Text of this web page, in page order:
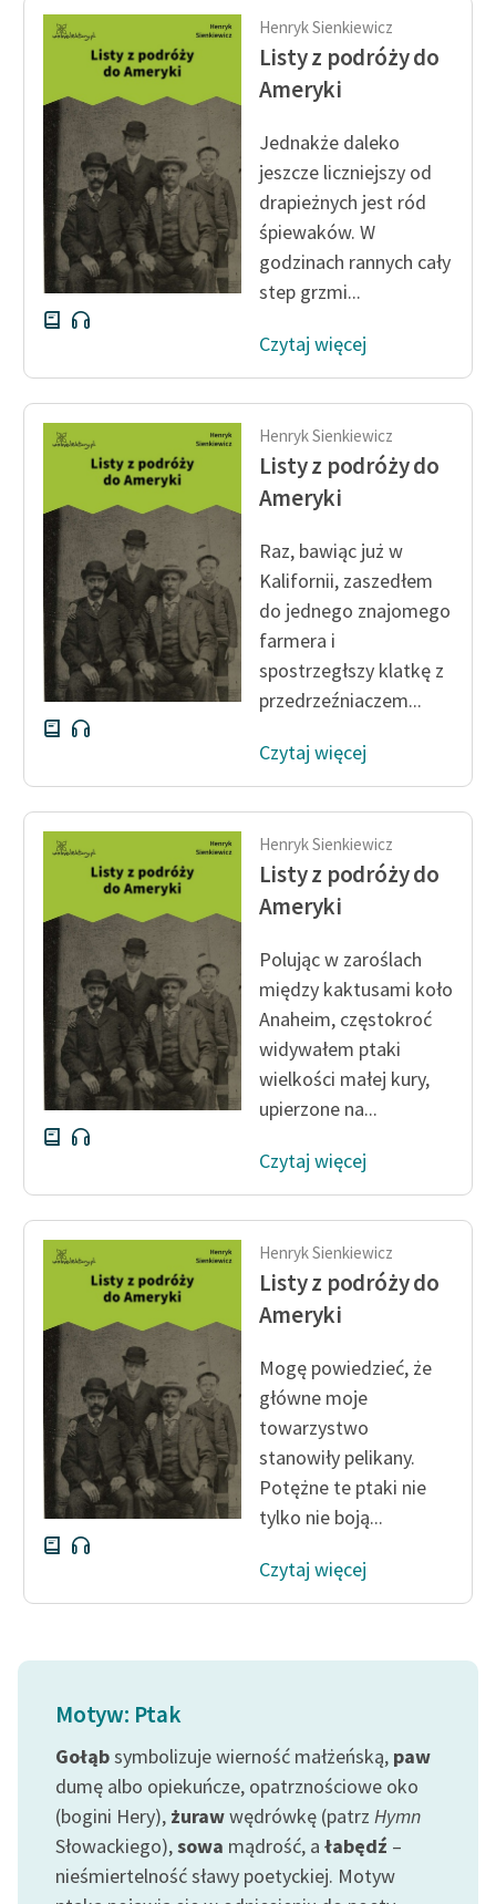
Henryk Sienkiewicz
Listy z podróży do
Ameryki
Jednakże daleko
jeszcze liczniejszy od
drapieżnych jest ród
śpiewaków. W
godzinach rannych cały
step grzmi...
Czytaj więcej
Henryk Sienkiewicz
Listy z podróży do
Ameryki
Raz, bawiąc już w
Kalifornii, zaszedłem
do jednego znajomego
farmera i
spostrzegłszy klatkę z
przedrzeźniaczem...
Czytaj więcej
Henryk Sienkiewicz
Listy z podróży do
Ameryki
Polując w zaroślach
między kaktusami koło
Anaheim, częstokroć
widywałem ptaki
wielkości małej kury,
upierzone na...
Czytaj więcej
Henryk Sienkiewicz
Listy z podróży do
Ameryki
Mogę powiedzieć, że
główne moje
towarzystwo
stanowiły pelikany.
Potężne te ptaki nie
tylko nie boją...
Czytaj więcej
Motyw: Ptak
Gołąbsymbolizuje wierność małżeńską, paw
dumę albo opiekuńcze, opatrznościowe oko
(bogini Hery), żurawwędrówkę (patrz Hymn
Słowackiego),sowa mądrość, a łabędź –
nieśmiertelność sławy poetyckiej. Motyw